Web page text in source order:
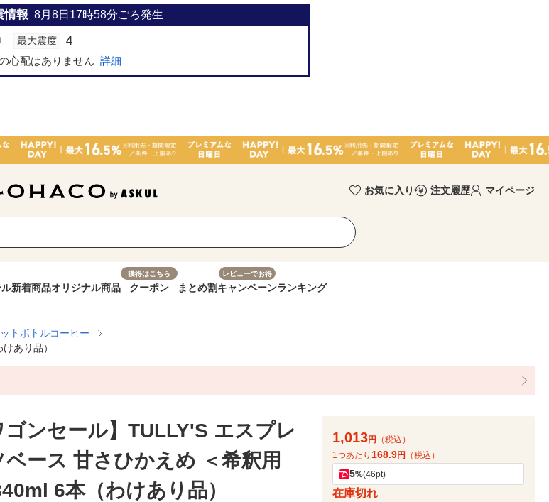
情報 8月8日17時58分ごろ発生
最大震度
4
心配はありません 詳細
お気に入り 注文履歴 マイページ
新着商品オリジナル商品
獲得はこちら
クーポン まとめ割
レビューでお得
キャンペーンランキング
トボトルコーヒー
あり品）
ゴンセール】TULLY'S エスプレ
ベース 甘さひかえめ ＜希釈用
6本（わけあり品）
1,013円
（税込）
1つあたり 168.9円 （税込）
5%(46pt)
在庫切れ